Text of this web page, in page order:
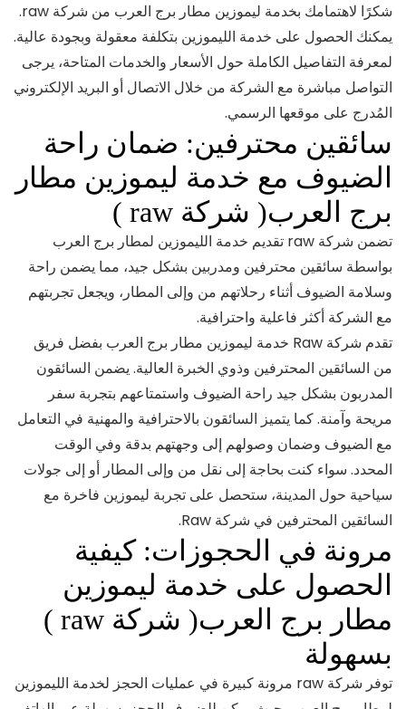
شكرًا لاهتمامك بخدمة ليموزين مطار برج العرب من شركة raw.
يمكنك الحصول على خدمة الليموزين بتكلفة معقولة وبجودة عالية.
لمعرفة التفاصيل الكاملة حول الأسعار والخدمات المتاحة، يرجى
التواصل مباشرة مع الشركة من خلال الاتصال أو البريد الإلكتروني
المُدرج على موقعها الرسمي.
سائقين محترفين: ضمان راحة
الضيوف مع خدمة ليموزين مطار
برج العرب( شركة raw )
تضمن شركة raw تقديم خدمة الليموزين لمطار برج العرب
بواسطة سائقين محترفين ومدربين بشكل جيد، مما يضمن راحة
وسلامة الضيوف أثناء رحلاتهم من وإلى المطار، ويجعل تجربتهم
مع الشركة أكثر فاعلية واحترافية.
تقدم شركة Raw خدمة ليموزين مطار برج العرب بفضل فريق
من السائقين المحترفين وذوي الخبرة العالية. يضمن السائقون
المدربون بشكل جيد راحة الضيوف واستمتاعهم بتجربة سفر
مريحة وآمنة. كما يتميز السائقون بالاحترافية والمهنية في التعامل
مع الضيوف وضمان وصولهم إلى وجهتهم بدقة وفي الوقت
المحدد. سواء كنت بحاجة إلى نقل من وإلى المطار أو إلى جولات
سياحية حول المدينة، ستحصل على تجربة ليموزين فاخرة مع
السائقين المحترفين في شركة Raw.
مرونة في الحجوزات: كيفية
الحصول على خدمة ليموزين
مطار برج العرب( شركة raw )
بسهولة
توفر شركة raw مرونة كبيرة في عمليات الحجز لخدمة الليموزين